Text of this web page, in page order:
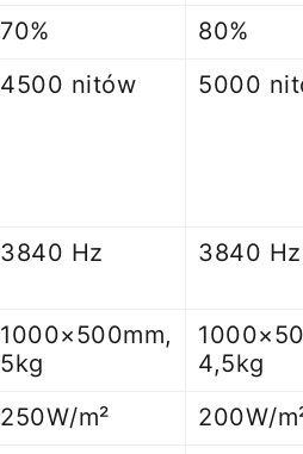
70% 80%
4500 nitów 5000
3840 Hz 3840 Hz
1000×500mm,
5kg
4,5kg
250W/m² 200W/